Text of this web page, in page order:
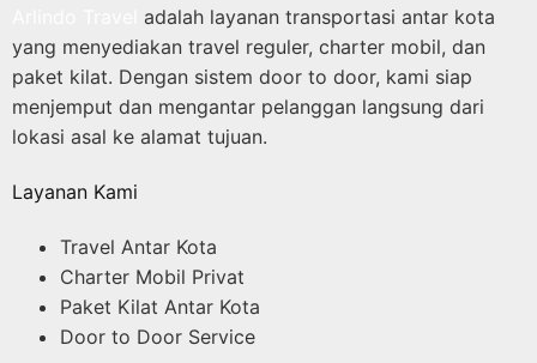
adalah layanan transportasi antar kota
yang menyediakan travel reguler, charter mobil, dan
paket kilat. Dengan sistem door to door, kami siap
menjemput dan mengantar pelanggan langsung dari
lokasi asal ke alamat tujuan.
Layanan Kami
Travel Antar Kota
Charter Mobil Privat
Paket Kilat Antar Kota
Door to Door Service